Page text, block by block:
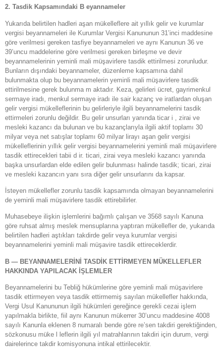
2. Tasdik Kapsamındaki B eyannameler
Yukarıda belirtilen hadleri aşan mükelleflere ait yıllık gelir ve kurumlar
vergisi beyannameleri ile Kurumlar Vergisi Kanununun 31’inci maddesine
göre verilmesi gereken tasfiye beyannameleri ve aynı Kanunun 36 ve
39’uncu maddelerine göre verilmesi gereken birleşme ve devir
beyannamelerinin yeminli mali müşavirlere tasdik ettirilmesi zorunludur.
Bunların dışındaki beyannameler, düzenleme kapsamına dahil
bulunmakta olup bu beyannamelerin yeminli mali müşavirlere tasdik
ettirilmesine gerek bulunma m aktadır. Keza, gelirleri ücret, gayrimenkul
sermaye iradı, menkul sermaye iradı ile sair kazanç ve iratlardan oluşan
gelir vergisi mükelleflerinin bu gelirleriyle ilgili beyannamelerini tasdik
ettirmeleri zorunlu değildir. Bu gelir unsurları yanında ticar i , zirai ve
mesleki kazancı da bulunan ve bu kazançlarıyla ilgili aktif toplamı 30
milyar veya net satışlar toplamı 60 milyar lirayı aşan gelir vergisi
mükelleflerinin yıllık gelir vergisi beyannamelerini yeminli mali müşavirlere
tasdik ettirecekleri tabii d ir. ticari, zirai veya mesleki kazancı yanında
başka unsurlardan elde edilen gelir bulunması halinde tasdik; ticari, zirai
ve mesleki kazancın yanı sıra diğer gelir unsurlarını da kapsar.
İsteyen mükellefler zorunlu tasdik kapsamında olmayan beyannamelerini
de yeminli mali müşavirlere tasdik ettirebilirler.
Muhasebeye ilişkin işlemlerini bağımlı çalışan ve 3568 sayılı Kanuna
göre ruhsat almış meslek mensuplarına yaptıran mükellefler de, yukarıda
belirtilen hadleri aştıkları takdirde gelir veya kurumlar vergisi
beyannamelerini yeminli mali müşavire tasdik ettireceklerdir.
B — BEYANNAMELERİNİ TASDİK ETTİRMEYEN MÜKELLEFLER
HAKKINDA YAPILACAK İŞLEMLER
Beyannamelerini bu Tebliğ hükümlerine göre yeminli mali müşavirlere
tasdik ettirmeyen veya tasdik ettirmemiş sayılan mükellefler hakkında,
Vergi Usul Kanununun ilgili hükümleri gereğince gerekli cezai işlem
yapılmakla birlikte, fiil aynı Kanunun mükerrer 30’uncu maddesine 4008
sayılı Kanunla eklenen 8 numaralı bende göre re’sen takdiri gerektiğinden,
sözkonusu müke l leflerin ilgili yıl matrahlarının takdiri için durum, vergi
dairelerince takdir komisyonuna intikal ettirilecektir.